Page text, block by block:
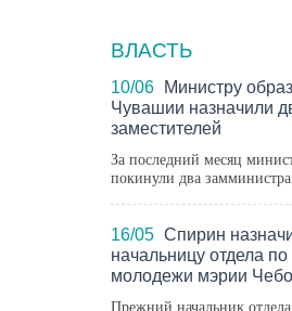
ВЛАСТЬ
10/06
Министру
Чувашии назначили
заместителей
За последний месяц
покинули два замминистра
16/05 Спирин
начальницу отдела
молодежи мэрии
Прежний начальник